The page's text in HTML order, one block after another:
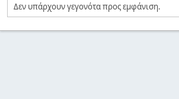
Δεν υπάρχουν γεγονότα προς εμφάνιση.